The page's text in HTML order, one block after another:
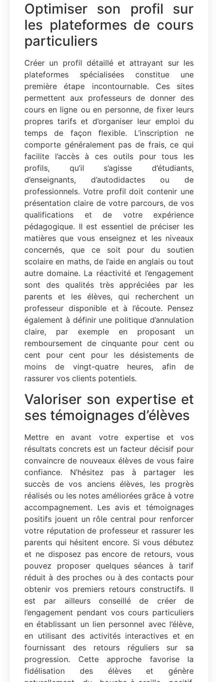
Optimiser son profil sur
les plateformes de cours
particuliers
Créer un profil détaillé et attrayant sur les
plateformes spécialisées constitue une
première étape incontournable. Ces sites
permettent aux professeurs de donner des
cours en ligne ou en personne, de fixer leurs
propres tarifs et d’organiser leur emploi du
temps de façon flexible. L’inscription ne
comporte généralement pas de frais, ce qui
facilite l’accès à ces outils pour tous les
profils, qu’il s’agisse d’étudiants,
d’enseignants, d’autodidactes ou de
professionnels. Votre profil doit contenir une
présentation claire de votre parcours, de vos
qualifications et de votre expérience
pédagogique. Il est essentiel de préciser les
matières que vous enseignez et les niveaux
concernés, que ce soit pour du soutien
scolaire en maths, de l’aide en anglais ou tout
autre domaine. La réactivité et l’engagement
sont des qualités très appréciées par les
parents et les élèves, qui recherchent un
professeur disponible et à l’écoute. Pensez
également à définir une politique d’annulation
claire, par exemple en proposant un
remboursement de cinquante pour cent ou
cent pour cent pour les désistements de
moins de vingt-quatre heures, afin de
rassurer vos clients potentiels.
Valoriser son expertise et
ses témoignages d’élèves
Mettre en avant votre expertise et vos
résultats concrets est un facteur décisif pour
convaincre de nouveaux élèves de vous faire
confiance. N’hésitez pas à partager les
succès de vos anciens élèves, les progrès
réalisés ou les notes améliorées grâce à votre
accompagnement. Les avis et témoignages
positifs jouent un rôle central pour renforcer
votre réputation de professeur et rassurer les
parents qui hésitent encore. Si vous débutez
et ne disposez pas encore de retours, vous
pouvez proposer quelques séances à tarif
réduit à des proches ou à des contacts pour
obtenir vos premiers retours constructifs. Il
est par ailleurs conseillé de créer de
l’engagement pendant vos cours particuliers
en établissant un lien personnel avec l’élève,
en utilisant des activités interactives et en
fournissant des retours réguliers sur sa
progression. Cette approche favorise la
fidélisation des élèves et génère